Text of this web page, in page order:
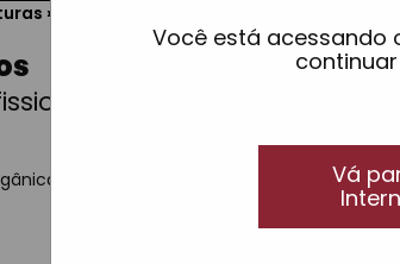
Você está acessando
Vá
»
para